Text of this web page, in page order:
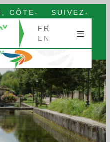
CÔTE-
SUIVEZ-
FR
EN